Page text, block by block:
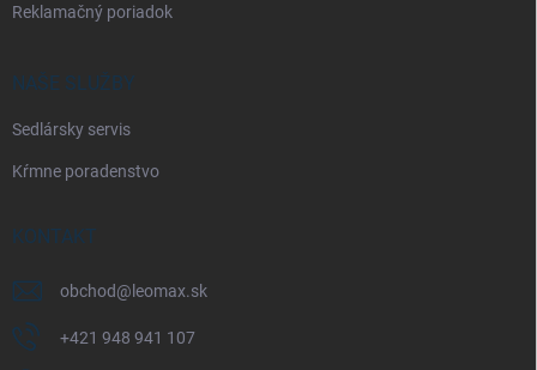
Reklamačný poriadok
NAŠE SLUŽBY
Sedlársky servis
Kŕmne poradenstvo
KONTAKT
obchod@ leomax.sk
+421 948 941 107